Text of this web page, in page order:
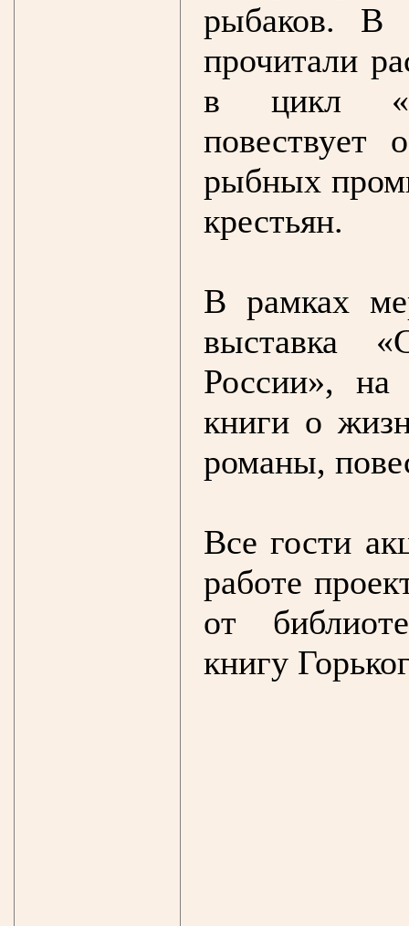
рыбаков. В
прочитали
в цикл
повествует
рыбных
крестьян.
В рамках
выставка
России», на
книги о
романы,
Все гости
работе
от
книгу